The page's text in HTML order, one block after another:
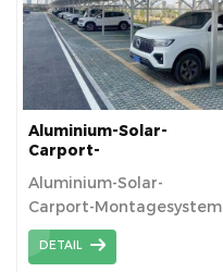
Aluminium-Solar-
Carport-
Erdungsschraube
Aluminium-Solar-
Carport-Montagesystem
mit Erdungsschraube
DETAIL